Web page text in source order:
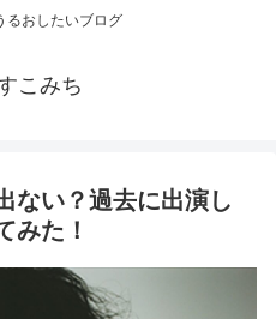
るおしたいブログ
こみち
ない？過去に出演し
みた！